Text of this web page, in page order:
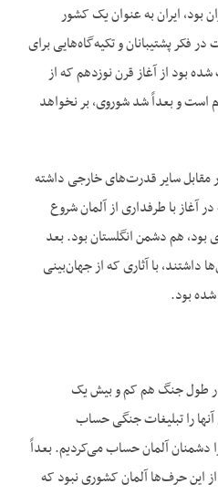
بود، ایران به عنوان یک کشور
پشتیبانان و تکیه‌گاه‌هایی برای
بود از آغاز قرن نوزدهم که از
است و بعداً شد شوروی، بر نخواهد
مقابل سایر قدرت‌‌های خارجی داشته
آغاز با طرفداری از آلمان شروع
هم دشمن انگلستان بود. بعد
داشتند، با آثاری که از جهان‌بینی
شده بود.
در طول جنگ هم کم و بیش یک
را تبلیغات جنگی حساب
دشمنان آلمان حساب می‌کردیم. بعداً
این حرف‌ها آلمان کشوری نبود که